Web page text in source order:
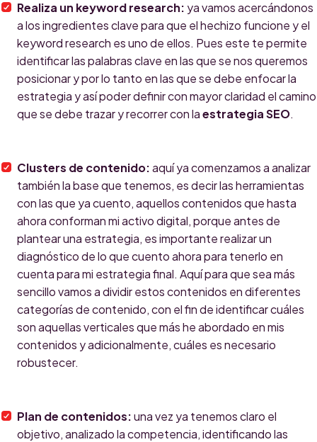
Realiza un keyword research: ya vamos acercándonos
a los ingredientes clave para que el hechizo funcione y el
keyword research es uno de ellos. Pues este te permite
identificar las palabras clave en las que se nos queremos
posicionar y por lo tanto en las que se debe enfocar la
estrategia y así poder definir con mayor claridad el camino
que se debe trazar y recorrer con laestrategia SEO.
Clusters de contenido:aquí ya comenzamos a analizar
también la base que tenemos, es decir las herramientas
con las que ya cuento, aquellos contenidos que hasta
ahora conforman mi activo digital, porque antes de
plantear una estrategia, es importante realizar un
diagnóstico de lo que cuento ahora para tenerlo en
cuenta para mi estrategia final. Aquí para que sea más
sencillo vamos a dividir estos contenidos en diferentes
categorías de contenido, con el fin de identificar cuáles
son aquellas verticales que más he abordado en mis
contenidos y adicionalmente, cuáles es necesario
robustecer.
Plan de contenidos:una vez ya tenemos claro el
objetivo, analizado la competencia, identificando las